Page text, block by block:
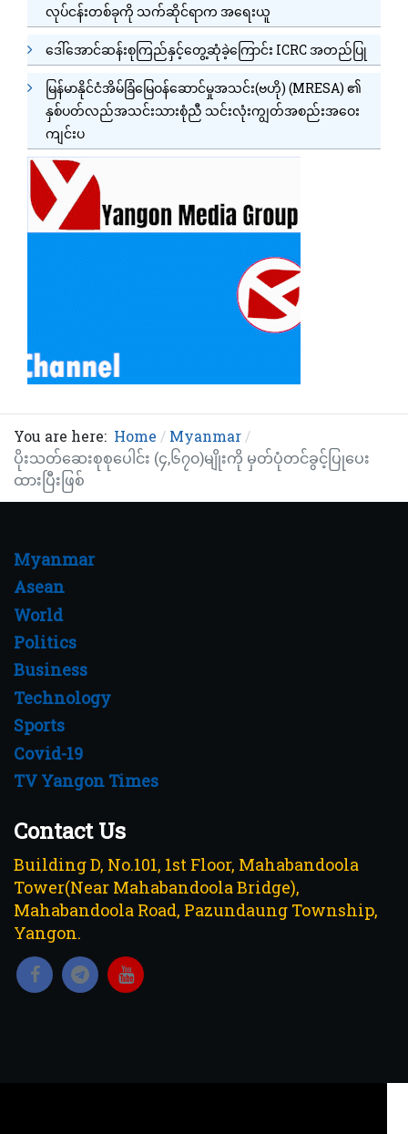
လုပ်ငန်းတစ်ခုကို သက်ဆိုင်ရာက အရေးယူ
ဒေါ်အောင်ဆန်းစုကြည်နှင့်တွေ့ဆုံခဲ့ကြောင်း ICRC အတည်ပြု
မြန်မာနိုင်ငံအိမ်ခြံမြေဝန်ဆောင်မှုအသင်း(ဗဟို) (MRESA) ၏
နှစ်ပတ်လည်အသင်းသားစုံညီ သင်းလုံးကျွတ်အစည်းအဝေး
ကျင်းပ
You are here: Home
Myanmar
ပိုးသတ်ဆေးစုစုပေါင်း (၄,၆၇၀)မျိုးကို မှတ်ပုံတင်ခွင့်ပြုပေး
ထားပြီးဖြစ်
Myanmar
Asean
World
Politics
Business
Technology
Sports
Covid-19
TV Yangon Times
Contact Us
Building D, No.101, 1st Floor, Mahabandoola
Tower(Near Mahabandoola Bridge),
Mahabandoola Road, Pazundaung Township,
Yangon.